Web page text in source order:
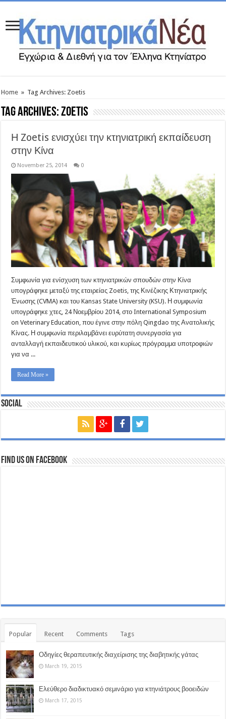
Home » Tag Archives: Zoetis
Tag Archives:Zoetis
Η Zoetis ενισχύει την κτηνιατρική εκπαίδευση
στην Κίνα
November 25, 2014 0
Συμφωνία για ενίσχυση των κτηνιατρικών σπουδών στην Κίνα
υπογράφηκε μεταξύ της εταιρείας Zoetis, της Κινέζικης Κτηνιατρικής
Ένωσης (CVMA) και του Kansas State University (KSU). Η συμφωνία
υπογράφηκε χτες, 24 Νοεμβρίου 2014, στο International Symposium
on Veterinary Education, που έγινε στην πόλη Qingdao της Ανατολικής
Κίνας. Η συμφωνία περιλαμβάνει ευρύτατη συνεργασία για
ανταλλαγή εκπαιδευτικού υλικού, και κυρίως πρόγραμμα υποτροφιών
για να ...
Read More »
Social
Find us on Facebook
Popular Recent Comments Tags
Οδηγίες θεραπευτικής διαχείρισης της διαβητικής γάτας
March 19, 2015
Ελεύθερο διαδικτυακό σεμινάριο για κτηνιάτρους βοοειδών
March 17, 2015